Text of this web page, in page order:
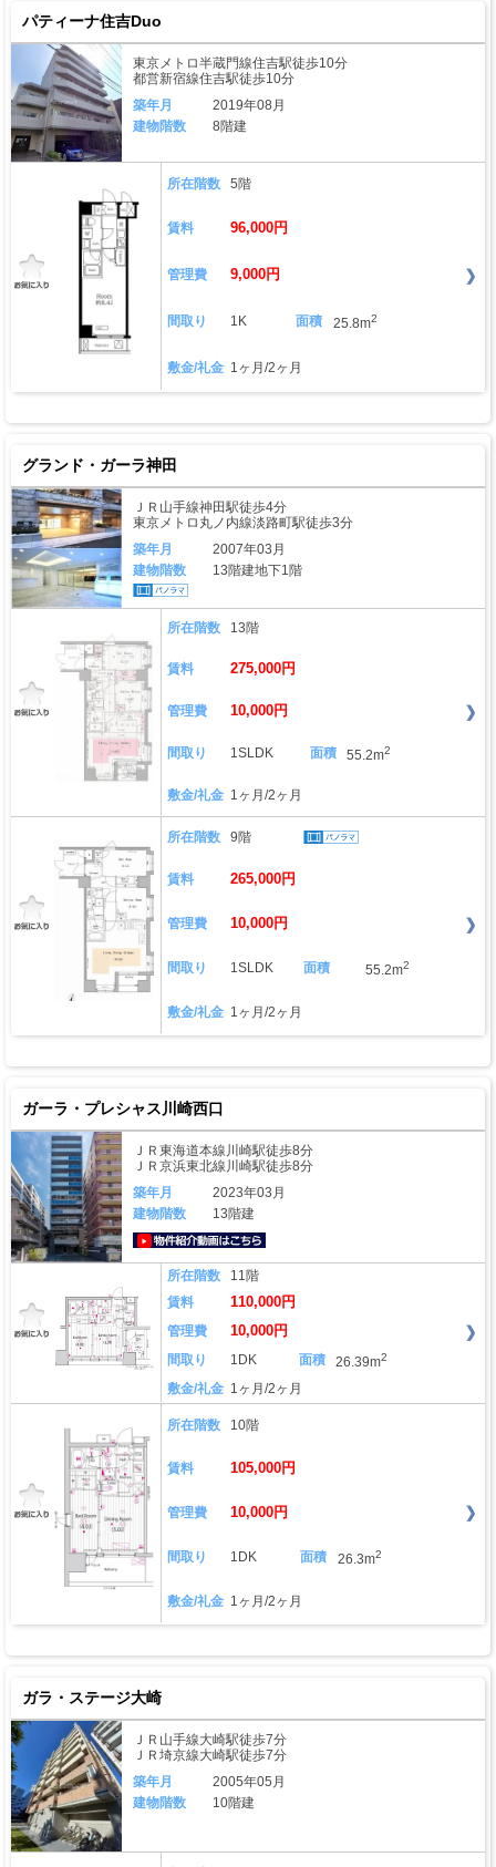
パティーナ住吉Duo
東京メトロ半蔵門線住吉駅徒歩10分
都営新宿線住吉駅徒歩10分
築年月
2019年08月
建物階数
8階建
所在階数 5階
賃料 96,000円
管理費 9,000円
間取り 1K 面積 25.8m2
敷金/礼金 1ヶ月/2ヶ月
グランド・ガーラ神田
ＪＲ山手線神田駅徒歩4分
東京メトロ丸ノ内線淡路町駅徒歩3分
築年月
2007年03月
建物階数
13階建地下1階
所在階数 13階
賃料 275,000円
管理費 10,000円
間取り 1SLDK 面積 55.2m2
敷金/礼金 1ヶ月/2ヶ月
所在階数 9階
賃料 265,000円
管理費 10,000円
間取り 1SLDK 面積 55.2m2
敷金/礼金 1ヶ月/2ヶ月
ガーラ・プレシャス川崎西口
ＪＲ東海道本線川崎駅徒歩8分
ＪＲ京浜東北線川崎駅徒歩8分
築年月
2023年03月
建物階数
13階建
所在階数
11階
賃料
110,000円
管理費 10,000円
間取り 1DK 面積 26.39m2
敷金/礼金 1ヶ月/2ヶ月
所在階数 10階
賃料 105,000円
管理費 10,000円
間取り 1DK 面積 26.3m2
敷金/礼金 1ヶ月/2ヶ月
ガラ・ステージ大崎
ＪＲ山手線大崎駅徒歩7分
ＪＲ埼京線大崎駅徒歩7分
築年月
2005年05月
建物階数
10階建